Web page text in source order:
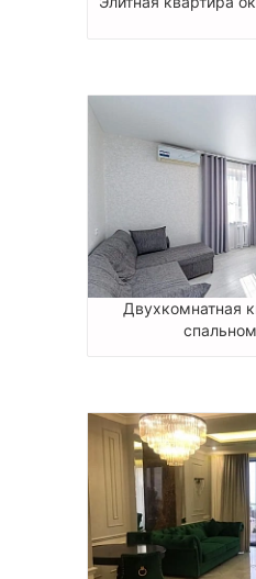
Двухкомнатная